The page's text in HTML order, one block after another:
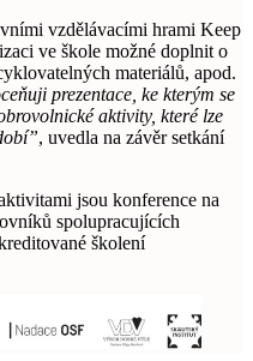
vzdělávacími hrami Keep
ve škole možné doplnit o
materiálů, apod.
prezentace, ke kterým se
aktivity, které lze
, uvedla na závěr setkání
jsou konference na
spolupracujících
školení